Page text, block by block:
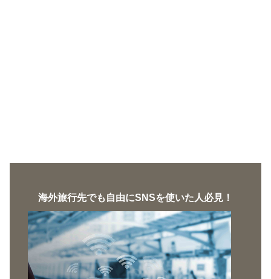
海外旅行先でも自由にSNSを使いた人必見！